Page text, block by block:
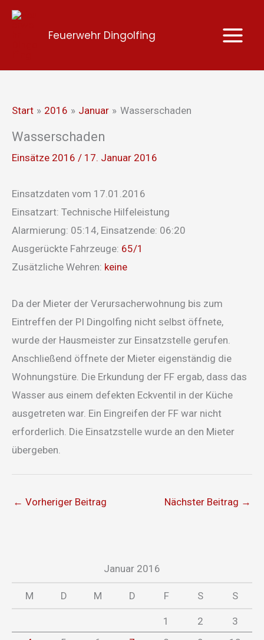
Zum
Feuerwehr Dingolfing
Start 2016 Januar Wasserschaden
Wasserschaden
Einsätze 2016 / 17. Januar 2016
Einsatzdaten vom 17.01.2016
Einsatzart: Technische Hilfeleistung
Alarmierung: 05:14, Einsatzende: 06:20
Ausgerückte Fahrzeuge: 65/1
Zusätzliche Wehren: keine
Da der Mieter der Verursacherwohnung bis zum
Eintreffen der PI Dingolfing nicht selbst öffnete,
wurde der Hausmeister zur Einsatzstelle gerufen.
Anschließend öffnete der Mieter eigenständig die
Wohnungstüre. Die Erkundung der FF ergab, dass das
Wasser aus einem defekten Eckventil in der Küche
ausgetreten war. Ein Eingreifen der FF war nicht
erforderlich. Die Einsatzstelle wurde an den Mieter
übergeben.
← Vorheriger Beitrag Nächster Beitrag →
Januar 2016
M D M D F S S
1 2
3